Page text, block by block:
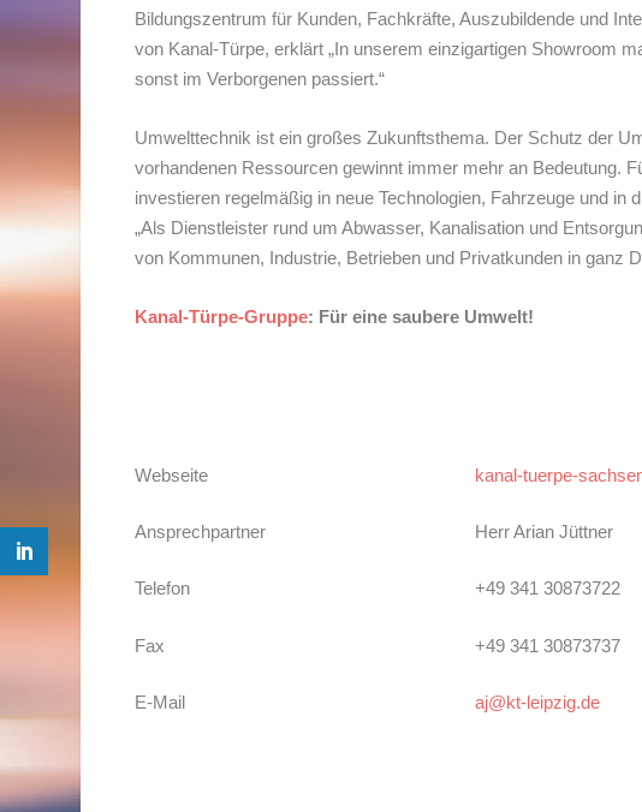
Bildungszentrum für Kunden, Fachkräfte, Auszubildende und
von Kanal-Türpe, erklärt „In unserem einzigartigen Showroom
sonst im Verborgenen passiert.“
Umwelttechnik ist ein großes Zukunftsthema. Der Schutz der
vorhandenen Ressourcen gewinnt immer mehr an Bedeutung.
investieren regelmäßig in neue Technologien, Fahrzeuge und in
„Als Dienstleister rund um Abwasser, Kanalisation und
von Kommunen, Industrie, Betrieben und Privatkunden in ganz
Kanal-Türpe-Gruppe: Für eine saubere Umwelt!
Webseite
Ansprechpartner
Telefon
Fax
E-Mail
kanal-tuerpe-
Herr Arian Jüttner
+49 341 30873722
+49 341 30873737
aj@kt-leipzig.de